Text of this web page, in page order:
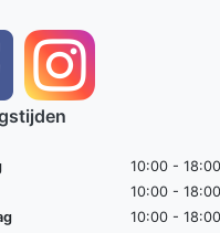
10:00 - 18:00
10:00 - 18:00
10:00 - 18:00